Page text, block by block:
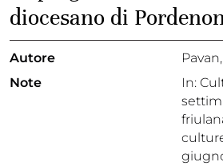
diocesano di
Autore
Note
In: